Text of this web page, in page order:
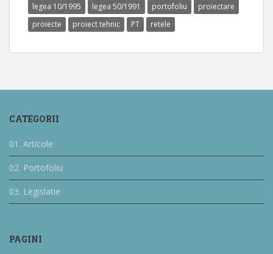
legea 10/1995
legea 50/1991 portofoliu
proiectare
proiecte
proiect tehnic PT retele
CATEGORII
01. Articole
02. Portofoliu
03. Legislatie
PAGINI